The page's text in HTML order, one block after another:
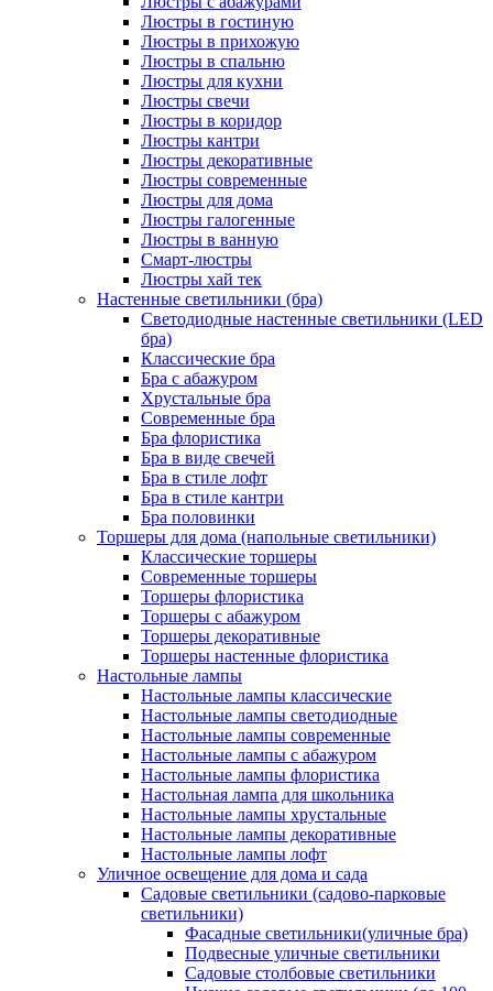
Люстры в гостиную
Люстры в прихожую
Люстры в спальню
Люстры для кухни
Люстры свечи
Люстры в коридор
Люстры кантри
Люстры декоративные
Люстры современные
Люстры для дома
Люстры галогенные
Люстры в ванную
Смарт-люстры
Люстры хай тек
Настенные светильники (бра)
Светодиодные настенные светильники (LED
бра)
Классические бра
Бра с абажуром
Хрустальные бра
Современные бра
Бра флористика
Бра в виде свечей
Бра в стиле лофт
Бра в стиле кантри
Бра половинки
Торшеры для дома (напольные светильники)
Классические торшеры
Современные торшеры
Торшеры флористика
Торшеры с абажуром
Торшеры декоративные
Торшеры настенные флористика
Настольные лампы
Настольные лампы классические
Настольные лампы светодиодные
Настольные лампы современные
Настольные лампы с абажуром
Настольные лампы флористика
Настольная лампа для школьника
Настольные лампы хрустальные
Настольные лампы декоративные
Настольные лампы лофт
Уличное освещение для дома и сада
Садовые светильники (садово-парковые
светильники)
Фасадные светильники(уличные бра)
Подвесные уличные светильники
Садовые столбовые светильники